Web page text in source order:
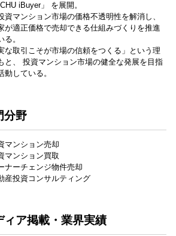
iBuyer」 を展開。
資マンション市場の価格不透明性を解消し、
が適正価格で売却できる仕組みづくりを推進
る。
な取引こそが市場の信頼をつくる」という理
と、 投資マンション市場の健全な発展を目指
動している。
分野
マンション売却
マンション買取
ナーチェンジ物件売却
産投資コンサルティング
ィア掲載・業界実績